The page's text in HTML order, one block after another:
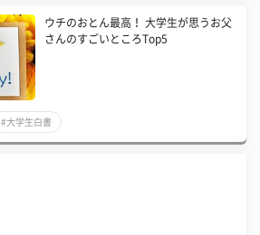
ウチのおとん最高！ 大学生が思うお父
さんのすごいところTop5
#大学生白書